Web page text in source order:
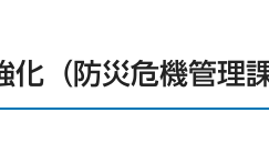
（防災危機管理課